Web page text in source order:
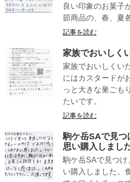
良い印象のお菓子
節商品の、春、夏
記事を読む
家族でおいしく
家族でおいしくい
にはカスタードが
っと大きな巣ごも
たいで
記事を読む
駒ケ岳SAで見つ
思い購入しまし
駒ケ岳SAで見つけ
い購入しました。